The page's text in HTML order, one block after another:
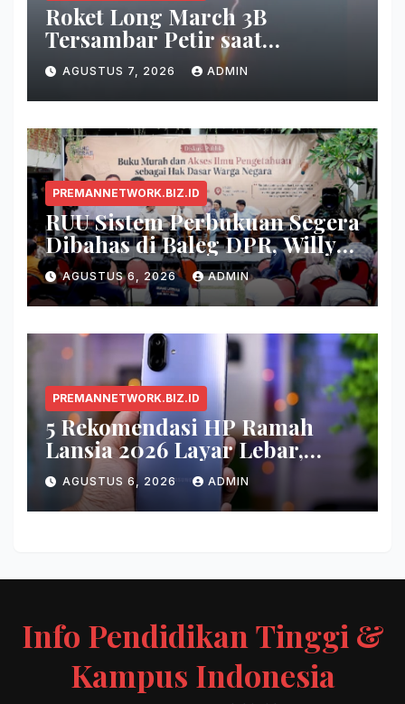
Roket Long March 3B
Tersambar Petir saat
Meluncur, Misi Tetap Berhasil
AGUSTUS 7, 2026 ADMIN
PREMANNETWORK.BIZ.ID
RUU Sistem Perbukuan Segera
Dibahas di Baleg DPR, Willy
Aditya: Buku Itu Makanan
Otak
AGUSTUS 6, 2026 ADMIN
PREMANNETWORK.BIZ.ID
5 Rekomendasi HP Ramah
Lansia 2026 Layar Lebar,
Menu Simpel, dan Baterai
Awet
AGUSTUS 6, 2026 ADMIN
Info Pendidikan Tinggi &
Kampus Indonesia